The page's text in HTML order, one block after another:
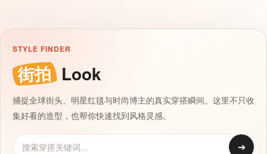
STYLE FINDER
街拍 Look
捕捉全球街头、明星红毯与时尚博主的真实穿搭瞬间。这里不只收
集好看的造型，也帮你快速找到风格灵感。
➔